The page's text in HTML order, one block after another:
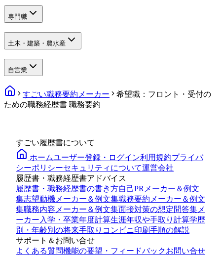
専門職
土木・建築・農水産
自営業
すごい職務要約メーカー
希望職：フロント・受付の
ための職務経歴書 職務要約
すごい履歴書について
ホームユーザー登録・ログイン利用規約プライバ
シーポリシーセキュリティについて運営会社
履歴書・職務経歴書アドバイス
履歴書・職務経歴書の書き方自己PRメーカー＆例文
集志望動機メーカー＆例文集職務要約メーカー＆例文
集職務内容メーカー＆例文集面接対策の想定問答集メ
ーカー入学・卒業年度計算生涯年収や手取り計算学歴
別・年齢別の将来手取り コンビニ印刷手順の解説
サポート＆お問い合せ
よくある質問機能の要望・フィードバックお問い合せ